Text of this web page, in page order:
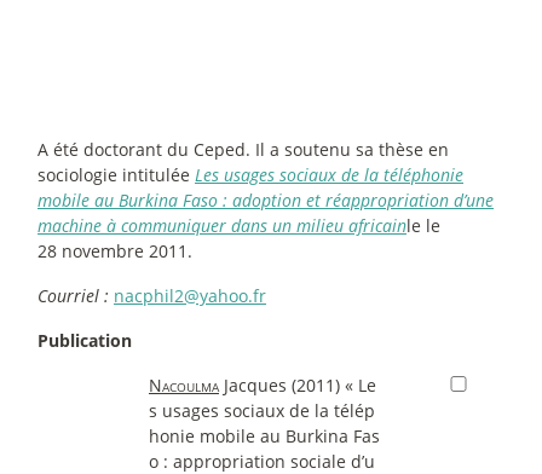
A été doctorant du Ceped. Il a soutenu sa thèse en
sociologie intitulée Les usages sociaux de la téléphonie
mobile au Burkina Faso : adoption et réappropriation d’une
machine à communiquer dans un milieu africainle le
28 novembre 2011.
Courriel : nacphil2@yahoo.fr
Publication
NacoulmaJacques (2011) « Le
s usages sociaux de la télép
honie mobile au Burkina Fas
o : appropriation sociale d’u